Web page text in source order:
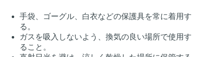
手袋、ゴーグル、白衣などの保護具を常に着用す
る。
ガスを吸入しないよう、換気の良い場所で使用す
ること。